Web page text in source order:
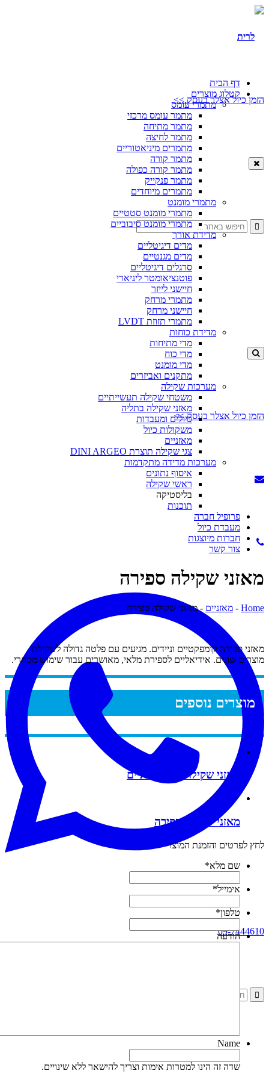
כיול אצלך בעסק >>
כיול אצלך בעסק >>
09-
דף הבית
קטלוג מוצרים
מתמרי עומס
מתמר עומס מרכזי
מתמר מתיחה
מתמר לחיצה
מתמרים מיניאטוריים
מתמר קורה
מתמר קורה כפולה
מתמר פנקייק
מתמרים מיוחדים
מתמרי מומנט
מתמרי מומנט סטטיים
מתמרי מומנט סיבוביים
מדידת אורך
מדים דיגיטליים
מדים מגנטיים
סרגלים דיגיטליים
פוטנציאומטר ליניארי
חיישני לייזר
מתמרי מרחק
חיישני מרחק
מתמרי תזוזת LVDT
מדידת כוחות
מדי מתיחות
מדי כוח
מדי מומנט
מתקנים ואביזרים
מערכות שקילה
משטחי שקילה תעשייתיים
מאזני שקילה בתליה
כיולים ומעבדות
משקולות כיול
מאזניים
צגי שקילה תוצרת DINI ARGEO
מערכות מדידה מתקדמות
איסוף נתונים
ראשי שקילה
בליסטיקה
תוכנות
פרופיל חברה
מעבדת כיול
חברות מיוצגות
צור קשר
שקילה ספירה
- מאזניים- מאזני שקילה ספירה
ספירה קומפקטיים וניידים. מגיעים עם פלטה גדולה לשקילת
שונים. אידיאליים לספירת מלאי, מאושרים עבור שימוש מסחרי.
מוצרים נוספים
מאזני שקילה רב תכליתיים
מאזני שקילה ספירה
לפרטים והזמנת המוצר
שם מלא*
אימייל*
טלפון*
הודעה
Name
שדה זה הינו למטרות אימות וצריך להישאר ללא שינויים.